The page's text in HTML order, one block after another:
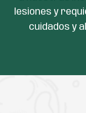
lesiones y
cuidados y